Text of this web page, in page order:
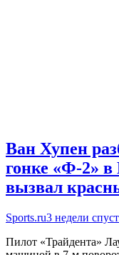
Ван Хупен
гонке «Ф-2»
вызвал
Sports.ru3 недели
Пилот «Трайдента»